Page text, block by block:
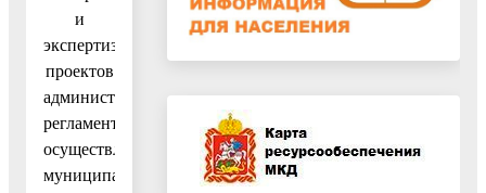
и
экспертизы
проектов
административных
регламентов
осуществления
муниципального